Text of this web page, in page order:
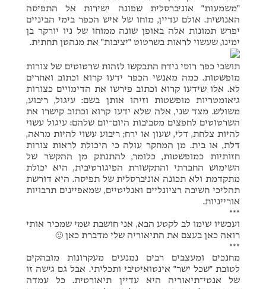
"משמעות" אוניברסלית שפונה ישירות אל התפיסה
האנושית. אולם עדיין, מוחו של איש הכפר בימי הביניים
יפרש תמונות אלה באופן שונה ממוחו של ניו יורקר בן
ימינו, שעשוי לראות בשרטוט "יציבות" את מנהטן תחתית.
תושבי כפר רוסי נידח התבקשו לזהות שרטוטים של צורות
מופשטות. כמה מאנשי הכפר ידעו קרוא וכתוב ואחרים
לא. אלו שידעו קרוא וכתוב פירשו את הדימויים כצורות
גיאומטריות מופשטות וזיהו אותן בשם: עיגול, ריבוע,
משולש. מצד שני, אלה שלא ידעו קרוא וכתוב קישרו את
השרטוטים לחפצים מסביבות היום־יום שלהם: עיגול עשוי
להיות צלחת, דלי, שעון או ירח; ריבוע עשוי להיות מראה,
דלת, או בית. מן המחקר עולה כי היכולת לראות צורות
חזותיות כמופשטות, כלומר, להתנתק מן ההקשר של
השימוש החברתי והתקשורת הפיגורטיבית, היא יכולת
מתקדמת ולא תכונה אוניברסלית של תפיסה. היא דורשת
תהליכי חשיבה רציונליים ואנליטיים, שמאפיינים תרבויות
אורייניות.
***
ועכשיו שימו לב לקטע הבא, אני חושבת שמי שמכיר אותי
רואה כאן בעצם את התיאוריה שלי מדברת כאן 🙂
***
מחנכים ומעצבים רבים נמנעים מעקרונות מובהקים
לטובת "שכל ישר" אינטואיטיבי ותכליתי. אבל גם גישה זו
של אנטי־תיאוריה היא עדיין תיאורטית. כל עמדה